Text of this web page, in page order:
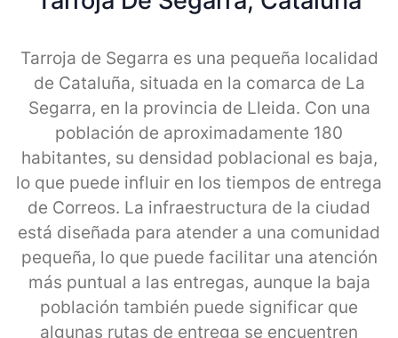
Tarroja de Segarra es una pequeña localidad
de Cataluña, situada en la comarca de La
Segarra, en la provincia de Lleida. Con una
población de aproximadamente 180
habitantes, su densidad poblacional es baja,
lo que puede influir en los tiempos de entrega
de Correos. La infraestructura de la ciudad
está diseñada para atender a una comunidad
pequeña, lo que puede facilitar una atención
más puntual a las entregas, aunque la baja
población también puede significar que
algunas rutas de entrega se encuentren